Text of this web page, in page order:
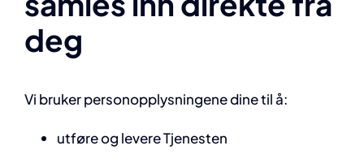
deg
Vi bruker personopplysningene dine til å:
utføre og levere Tjenesten